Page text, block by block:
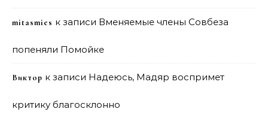
mitasmies к записи Вменяемые члены Совбеза
попеняли Помойке
Виктор к записи Надеюсь, Мадяр воспримет
критику благосклонно